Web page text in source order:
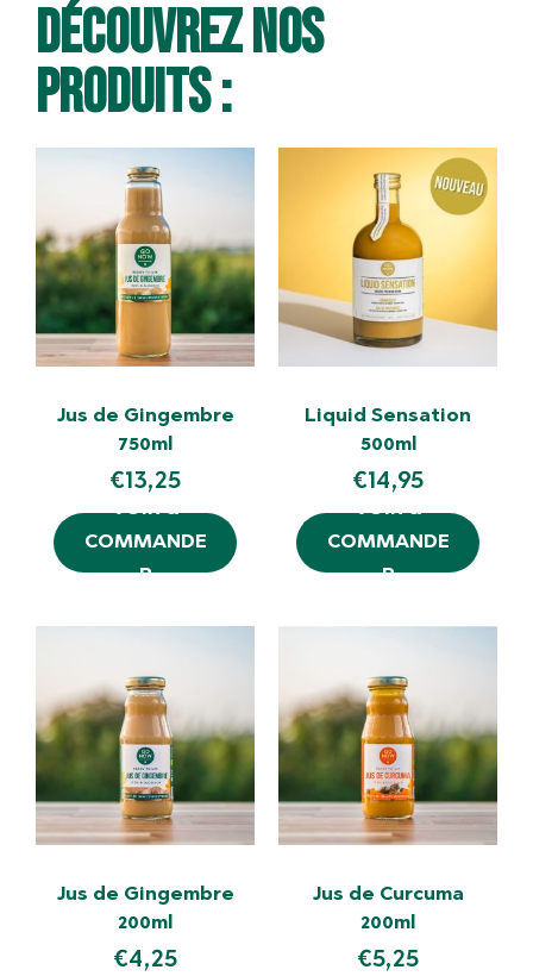
Découvrez nos
produits :
Jus de Gingembre
750ml
€13,25
VOIR &
COMMANDE
R
Liquid Sensation
500ml
€14,95
VOIR &
COMMANDE
R
Jus de Gingembre
200ml
€4,25
Jus de Curcuma
200ml
€5,25